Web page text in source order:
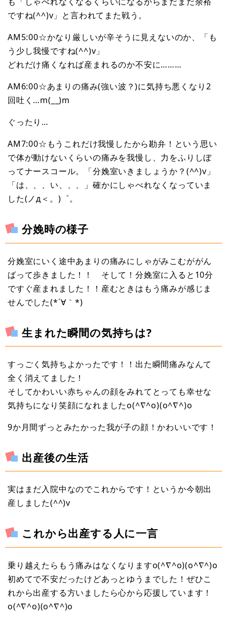
ですね(^^)v」と言われてまた戦う。
AM5:00☆かなり厳しいが辛そうに見えないのか、「も
う少し我慢ですね(^^)v」
どれだけ痛くなれば産まれるのか不安に………
AM6:00☆あまりの痛み(強い波？)に気持ち悪くなり2
回吐く…m(__)m
ぐったり…
AM7:00☆もうこれだけ我慢したから勘弁！という思い
で体が動けないくらいの痛みを我慢し、力をふりしぼ
ってナースコール。「分娩室いきましょうか？(^^)v」
「は、、、い、、、」確かにしゃべれなくなっていま
した(ノд＜。)゜。
分娩時の様子
分娩室にいく途中あまりの痛みにしゃがみこむががん
ばって歩きました！！ そして！分娩室に入ると10分
ですぐ産まれました！！産むときはもう痛みが感じま
せんでした(*´∀｀*)
生まれた瞬間の気持ちは?
すっごく気持ちよかったです！！出た瞬間痛みなんて
全く消えてました！
そしてかわいい赤ちゃんの顔をみれてとっても幸せな
気持ちになり笑顔になれましたo(^∇^o)(o^∇^)o
9か月間ずっとみたかった我が子の顔！かわいいです！
出産後の生活
実はまだ入院中なのでこれからです！というか今朝出
産しました(^^)v
これから出産する人に一言
乗り越えたらもう痛みはなくなりますo(^∇^o)(o^∇^)o
初めてで不安だったけどあっとゆうまでした！ぜひこ
れから出産する方いましたら心から応援しています！
o(^∇^o)(o^∇^)o